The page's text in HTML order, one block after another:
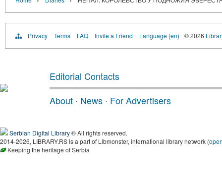
Privacy Terms FAQ Invite a Friend Language (en) © 2026
Editorial Contacts
About · News · For Advertisers
Serbian Digital Library® All rights reserved.
2014-2026, LIBRARY.RS is a part of Libmonster, international library network (
Keeping the heritage of Serbia